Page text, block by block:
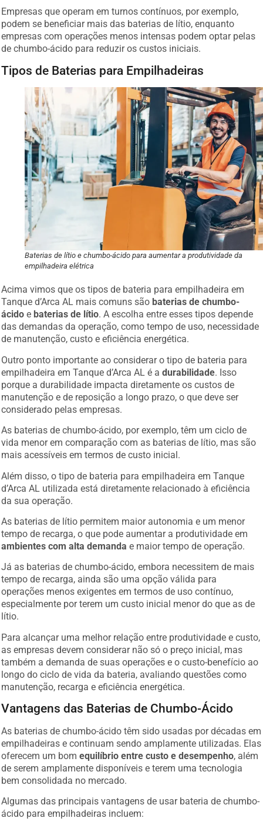
Empresas que operam em turnos contínuos, por exemplo,
podem se beneficiar mais das baterias de lítio, enquanto
empresas com operações menos intensas podem optar pelas
de chumbo-ácido para reduzir os custos iniciais.
Tipos de Baterias para Empilhadeiras
Baterias de lítio e chumbo-ácido para aumentar a produtividade da
empilhadeira elétrica
Acima vimos que os tipos de bateria para empilhadeira em
Tanque d’Arca AL mais comuns são baterias de chumbo-
ácido e baterias de lítio. A escolha entre esses tipos depende
das demandas da operação, como tempo de uso, necessidade
de manutenção, custo e eficiência energética.
Outro ponto importante ao considerar o tipo de bateria para
empilhadeira em Tanque d’Arca AL é adurabilidade. Isso
porque a durabilidade impacta diretamente os custos de
manutenção e de reposição a longo prazo, o que deve ser
considerado pelas empresas.
As baterias de chumbo-ácido, por exemplo, têm um ciclo de
vida menor em comparação com as baterias de lítio, mas são
mais acessíveis em termos de custo inicial.
Além disso, o tipo de bateria para empilhadeira em Tanque
d’Arca AL utilizada está diretamente relacionado à eficiência
da sua operação.
As baterias de lítio permitem maior autonomia e um menor
tempo de recarga, o que pode aumentar a produtividade em
ambientes com alta demanda e maior tempo de operação.
Já as baterias de chumbo-ácido, embora necessitem de mais
tempo de recarga, ainda são uma opção válida para
operações menos exigentes em termos de uso contínuo,
especialmente por terem um custo inicial menor do que as de
lítio.
Para alcançar uma melhor relação entre produtividade e custo,
as empresas devem considerar não só o preço inicial, mas
também a demanda de suas operações e o custo-benefício ao
longo do ciclo de vida da bateria, avaliando questões como
manutenção, recarga e eficiência energética.
Vantagens das Baterias de Chumbo-Ácido
As baterias de chumbo-ácido têm sido usadas por décadas em
empilhadeiras e continuam sendo amplamente utilizadas. Elas
oferecem um bomequilíbrio entre custo e desempenho, além
de serem amplamente disponíveis e terem uma tecnologia
bem consolidada no mercado.
Algumas das principais vantagens de usar bateria de chumbo-
ácido para empilhadeiras incluem: